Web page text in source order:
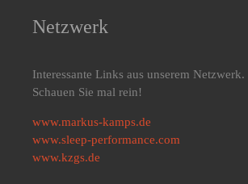
Netzwerk
Interessante Links aus unserem Netzwerk.
Schauen Sie mal rein!
www.markus-kamps.de
www.sleep-performance.com
www.kzgs.de